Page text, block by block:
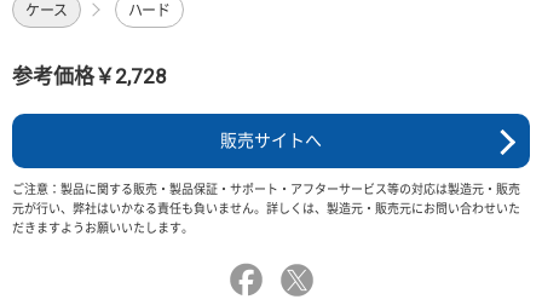
ケース ハード
参考価格￥2,728
販売サイトへ
ご注意：製品に関する販売・製品保証・サポート・アフターサービス等の対応は製造元・販売
元が行い、弊社はいかなる責任も負いません。詳しくは、製造元・販売元にお問い合わせいた
だきますようお願いいたします。